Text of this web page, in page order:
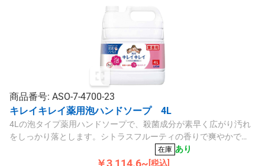
商品番号: ASO-7-4700-23
キレイキレイ薬用泡ハンドソープ 4L
4Lの泡タイプ薬用ハンドソープで、殺菌成分が素早く広がり汚れ
をしっかり落とします。シトラスフルーティの香りで爽やかで
在庫 あり
￥3,114.6~ [税込]